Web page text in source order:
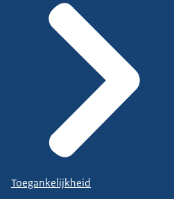
Toegankelijkheid